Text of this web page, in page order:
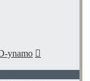
ynamo